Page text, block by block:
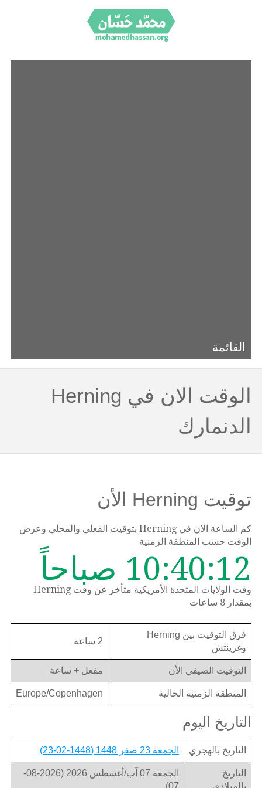
القائمة
الوقت الان في Herning
الدنمارك
توقيت Herning الأن
كم الساعة الان في Herning بتوقيت الفعلي والمحلي وعرض
الوقت حسب المنطقة الزمنية
10:40:12 صباحاً
وقت الولايات المتحدة الأمريكية متأخر عن وقت Herning
بمقدار 8 ساعات
فرق التوقيت بين Herning
وغرينتش
2 ساعة
التوقيت الصيفي الأن مفعل + ساعة
المنطقة الزمنية الحالية Europe/Copenhagen
التاريخ اليوم
التاريخ بالهجري الجمعة 23 صفر 1448 (1448-02-23)
التاريخ
الجمعة 07 آب/أغسطس 2026 (2026-08-